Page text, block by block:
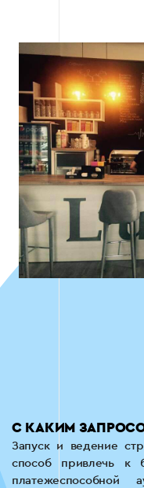
С КАКИМ
Запуск и ведение
способ привлечь к